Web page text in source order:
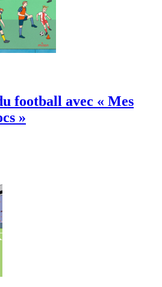
football avec « Mes
»